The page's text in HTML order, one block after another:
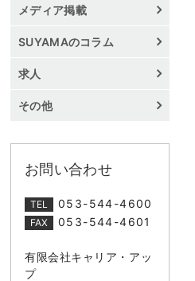
メディア掲載
SUYAMAのコラム
求人
その他
お問い合わせ
TEL 053-544-4600
FAX 053-544-4601
有限会社キャリア・アッ
プ